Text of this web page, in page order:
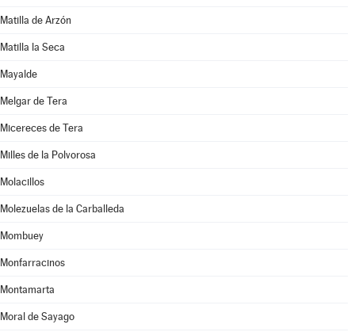
Matilla de Arzón
Matilla la Seca
Mayalde
Melgar de Tera
Micereces de Tera
Milles de la Polvorosa
Molacillos
Molezuelas de la Carballeda
Mombuey
Monfarracinos
Montamarta
Moral de Sayago